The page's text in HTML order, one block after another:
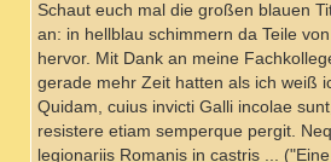
Schaut euch mal die großen blauen
an: in hellblau schimmern da Teile
hervor. Mit Dank an meine
gerade mehr Zeit hatten als ich weiß
Quidam, cuius invicti Galli incolae
resistere etiam semperque pergit.
legionariis Romanis in castris ...